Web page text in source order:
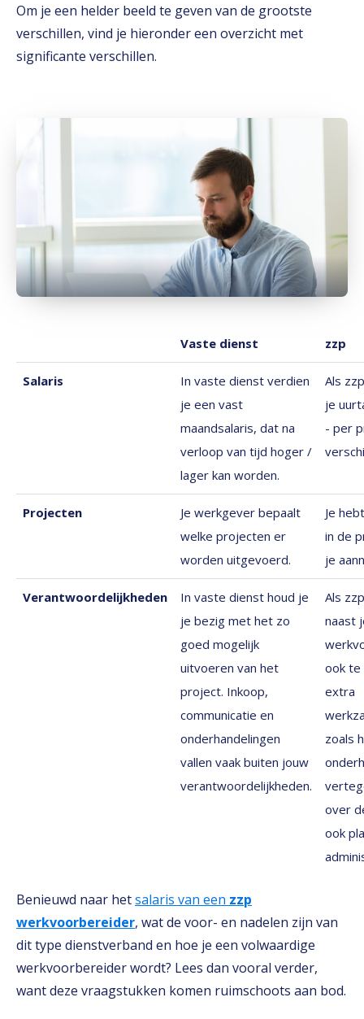
Om je een helder beeld te geven van de grootste
verschillen, vind je hieronder een overzicht met
significante verschillen.
Vaste dienst zzp
Salaris
In vaste dienst verdien
je een vast
maandsalaris, dat na
verloop van tijd hoger /
lager kan worden.
Als
je
- per
Projecten
Je werkgever bepaalt
welke projecten er
worden uitgevoerd.
Je
in de
je
Verantwoordelijkheden
In vaste dienst houd je
je bezig met het zo
goed mogelijk
uitvoeren van het
project. Inkoop,
communicatie en
onderhandelingen
vallen vaak buiten jouw
verantwoordelijkheden.
Als
naast
ook te
extra
zoals
over
ook
Benieuwd naar hetsalaris van een zzp
werkvoorbereider, wat de voor- en nadelen zijn van
dit type dienstverband en hoe je een volwaardige
werkvoorbereider wordt? Lees dan vooral verder,
want deze vraagstukken komen ruimschoots aan bod.